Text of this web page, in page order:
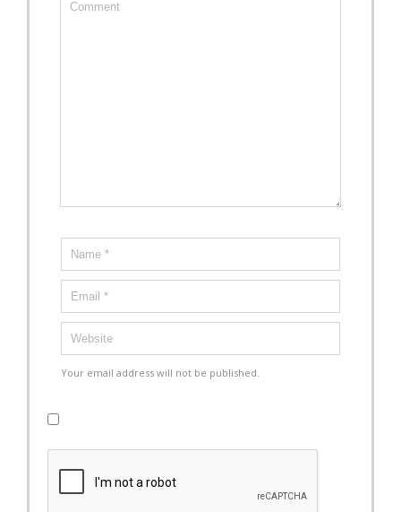
Your email address will not be published.